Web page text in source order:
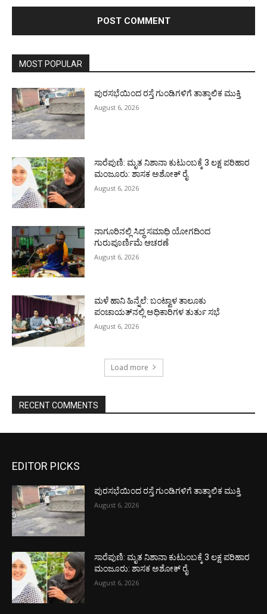
MOST POPULAR
ಪುರಸಭೆಯಿಂದ ರಸ್ತೆ ಗುಂಡಿಗಳಿಗೆ ತಾತ್ಕಾಲಿಕ ಮುಕ್ತಿ
August 6, 2026
ಸಾರೆಪುಣಿ: ಮೃತ ನಿಶಾನಾ ಕುಟುಂಬಕ್ಕೆ 3 ಲಕ್ಷ ಪರಿಹಾರ
ಮಂಜೂರು: ಶಾಸಕ ಅಶೋಕ್ ರೈ
August 6, 2026
ನಾಗೂರಿನಲ್ಲಿ ಸಿದ್ಧ ಸಮಾಧಿ ಯೋಗದಿಂದ
ಗುರುಪೂರ್ಣಿಮೆ ಆಚರಣೆ
August 6, 2026
ಮಳೆ ಹಾನಿ ಹಿನ್ನೆಲೆ: ಬಂಟ್ವಾಳ ತಾಲೂಕು
ಪಂಚಾಯತ್‌ನಲ್ಲಿ ಅಧಿಕಾರಿಗಳ ತುರ್ತು ಸಭೆ
August 6, 2026
Load more
RECENT COMMENTS
EDITOR PICKS
ಪುರಸಭೆಯಿಂದ ರಸ್ತೆ ಗುಂಡಿಗಳಿಗೆ ತಾತ್ಕಾಲಿಕ ಮುಕ್ತಿ
August 6, 2026
ಸಾರೆಪುಣಿ: ಮೃತ ನಿಶಾನಾ ಕುಟುಂಬಕ್ಕೆ 3 ಲಕ್ಷ ಪರಿಹಾರ
ಮಂಜೂರು: ಶಾಸಕ ಅಶೋಕ್ ರೈ
August 6, 2026